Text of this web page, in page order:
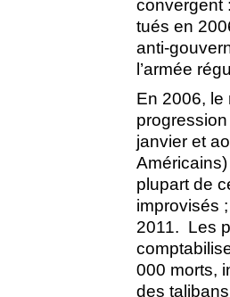
convergent
tués en
anti-
l’armée
En 2006, le
janvier et
plupart de
improvisés
2011. Les
000 morts,
des